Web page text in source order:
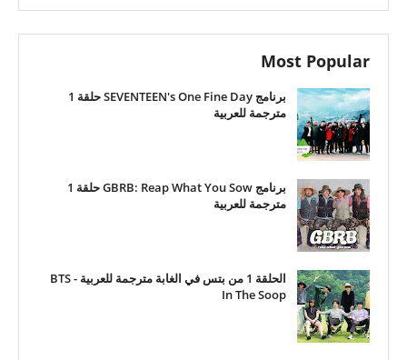
Most Popular
برنامج SEVENTEEN's One Fine Day حلقة 1
مترجمة للعربية
برنامج GBRB: Reap What You Sow حلقة 1
مترجمة للعربية
الحلقة 1 من بتس في الغابة مترجمة للعربية - BTS
In The Soop